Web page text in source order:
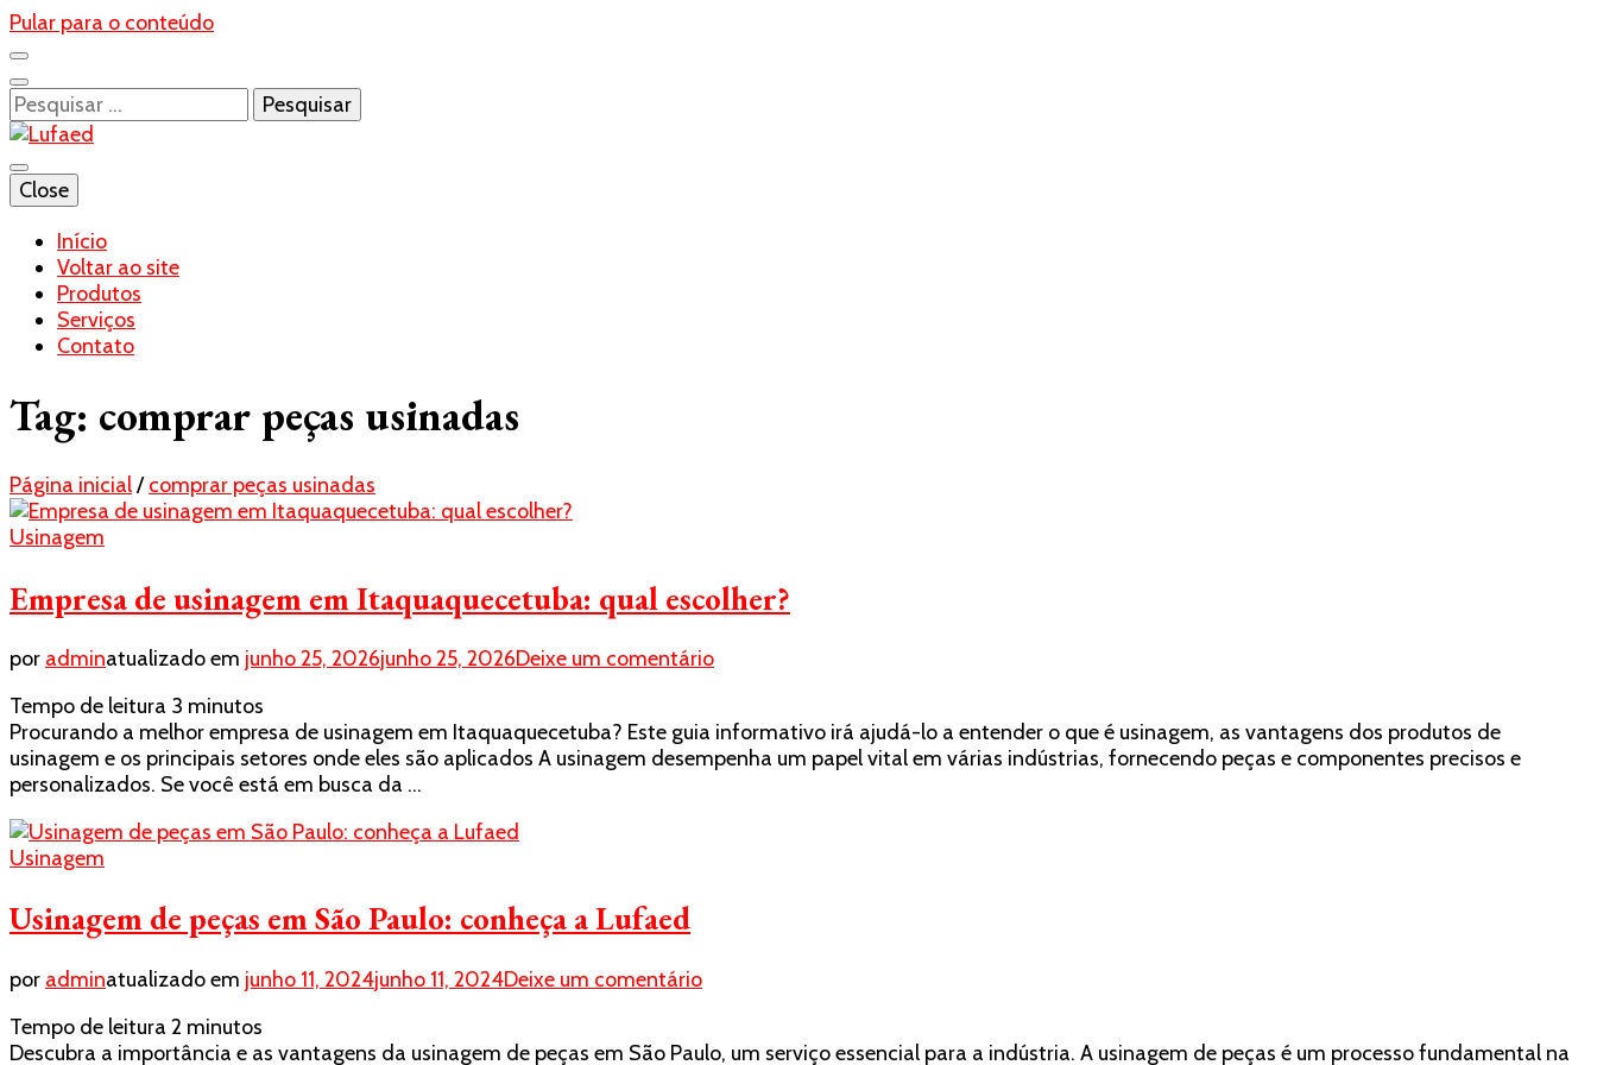
Pular para o conteúdo
Pesquisar
por:
Lufaed
Blog- Lufaed
Close
Início
Voltar ao site
Produtos
Serviços
Contato
Tag: comprar peças usinadas
Página inicial/ comprar peças usinadas
Usinagem
Empresa de usinagem em Itaquaquecetuba: qual escolher?
por adminatualizado em junho 25, 2026junho 25, 2026Deixe um comentárioem
usinagem
em
Tempo de leitura 3 minutos
Procurando a melhor empresa de usinagem em Itaquaquecetuba? Este guia informativo irá ajudá-lo a entender o que é usinagem, as vantagens dos produtos de
usinagem e os principais setores onde eles são aplicados A usinagem desempenha um papel vital em várias indústrias, fornecendo peças e componentes precisos e
personalizados. Se você está em busca da …
Usinagem
Usinagem de peças em São Paulo: conheça a Lufaed
por adminatualizado em junho 11, 2024junho 11, 2024Deixe um comentárioem
peças
Tempo de leitura 2 minutos
Descubra a importância e as vantagens da usinagem de peças em São Paulo, um serviço essencial para a indústria. A usinagem de peças é um processo fundamental na